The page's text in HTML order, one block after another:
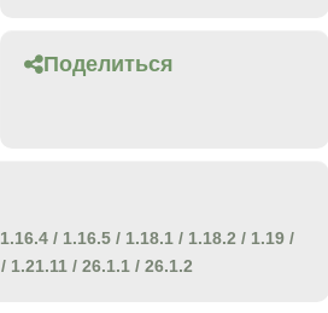
Поделиться
1.16.4 / 1.16.5 / 1.18.1 / 1.18.2 / 1.19 /
/ 1.21.11 / 26.1.1 / 26.1.2